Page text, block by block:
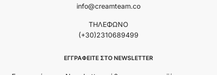
info@creamteam.co
ΤΗΛΕΦΩΝΟ
(+30)2310689499
ΕΓΓΡΑΦΕΊΤΕ ΣΤΟ NEWSLETTER